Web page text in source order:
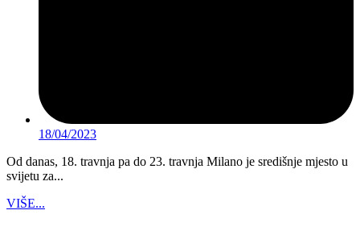
18/04/2023
Od danas, 18. travnja pa do 23. travnja Milano je središnje mjesto u
svijetu za...
VIŠE...